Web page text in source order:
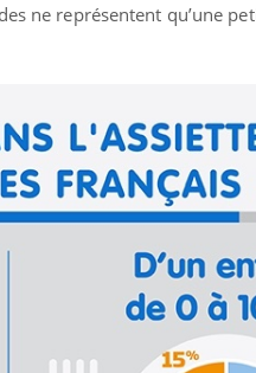
ne représentent qu’une